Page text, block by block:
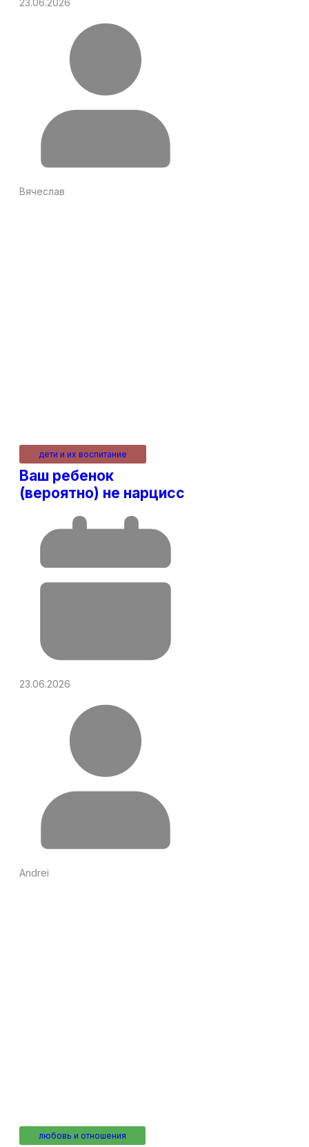
Вячеслав
дети и их воспитание
Ваш ребенок
(вероятно) не нарцисс
23.06.2026
Andrei
любовь и отношения